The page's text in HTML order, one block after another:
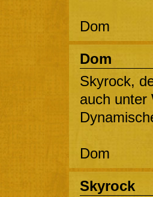
Dom
Dom
Skyrock,
auch unter
Dom
Skyrock